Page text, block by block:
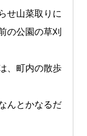
せ山菜取りに
の公園の草刈
、町内の散歩
んとかなるだ